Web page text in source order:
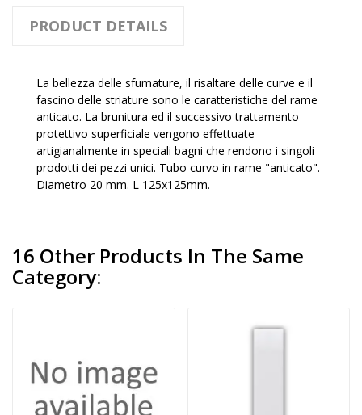
PRODUCT DETAILS
La bellezza delle sfumature, il risaltare delle curve e il
fascino delle striature sono le caratteristiche del rame
anticato. La brunitura ed il successivo trattamento
protettivo superficiale vengono effettuate
artigianalmente in speciali bagni che rendono i singoli
prodotti dei pezzi unici. Tubo curvo in rame "anticato".
Diametro 20 mm. L 125x125mm.
16 Other Products In The Same
Category: